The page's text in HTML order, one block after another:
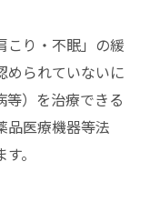
こり・不眠」の緩
められていないに
等）を治療できる
品医療機器等法
。